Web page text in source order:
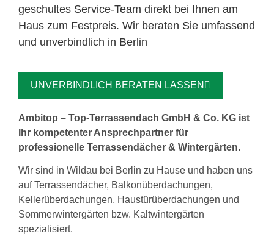
geschultes Service-Team direkt bei Ihnen am
Haus zum Festpreis. Wir beraten Sie umfassend
und unverbindlich in Berlin
UNVERBINDLICH BERATEN LASSEN
Ambitop – Top-Terrassendach GmbH & Co. KG ist
Ihr kompetenter Ansprechpartner für
professionelle Terrassendächer & Wintergärten.
Wir sind in Wildau bei Berlin zu Hause und haben uns
auf Terrassendächer, Balkonüberdachungen,
Kellerüberdachungen, Haustürüberdachungen und
Sommerwintergärten bzw. Kaltwintergärten
spezialisiert.